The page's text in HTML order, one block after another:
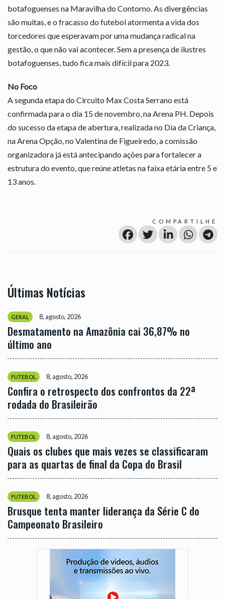
botafoguenses na Maravilha do Contorno. As divergências
são muitas, e o fracasso do futebol atormenta a vida dos
torcedores que esperavam por uma mudança radical na
gestão, o que não vai acontecer. Sem a presença de ilustres
botafoguenses, tudo fica mais difícil para 2023.
No Foco
A segunda etapa do Circuito Max Costa Serrano está
confirmada para o dia 15 de novembro, na Arena PH. Depois
do sucesso da etapa de abertura, realizada no Dia da Criança,
na Arena Opção, no Valentina de Figueiredo, a comissão
organizadora já está antecipando ações para fortalecer a
estrutura do evento, que reúne atletas na faixa etária entre 5 e
13 anos.
COMPARTILHE
Últimas Notícias
GERAL 8, agosto, 2026
Desmatamento na Amazônia cai 36,87% no
último ano
FUTEBOL 8, agosto, 2026
Confira o retrospecto dos confrontos da 22ª
rodada do Brasileirão
FUTEBOL 8, agosto, 2026
Quais os clubes que mais vezes se classificaram
para as quartas de final da Copa do Brasil
FUTEBOL 8, agosto, 2026
Brusque tenta manter liderança da Série C do
Campeonato Brasileiro